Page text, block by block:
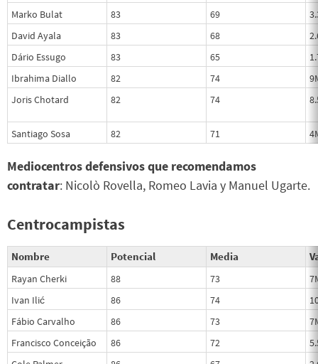
Marko Bulat
83 69
David Ayala
83 68
Dário Essugo
83 65
Ibrahima Diallo
82 74
Joris Chotard
82 74
Santiago Sosa 82 71
Mediocentros defensivos que recomendamos
contratar: Nicolò Rovella, Romeo Lavia y Manuel Ugarte.
Centrocampistas
Nombre Potencial Media
Rayan Cherki 88 73
Ivan Ilić
86 74
Fábio Carvalho
86 73
Francisco Conceição
86 72